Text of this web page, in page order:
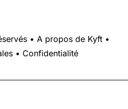
• A propos de Kyft •
• Confidentialité